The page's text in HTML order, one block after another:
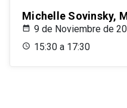
Michelle Sovinsky,
9 de Noviembre de
15:30 a 17:30